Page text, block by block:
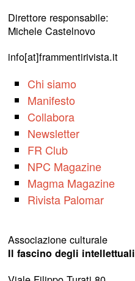
Direttore responsabile:
Michele Castelnovo
info[at]frammentirivista.it
Chi siamo
Manifesto
Collabora
Newsletter
FR Club
NPC Magazine
Magma Magazine
Rivista Palomar
Associazione culturale
Il fascino degli intellettuali